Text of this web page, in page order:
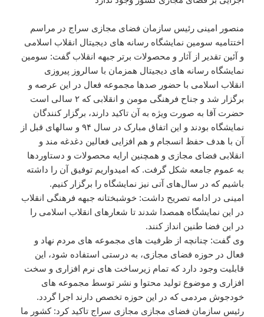
منصور امینی رئیس سازمان فضای مجازی سراج در مراسم
اختتامیه سومین نمایشگاه رسانه های دیجیتال انقلاب اسلامی
و آئین تقدیر از آثار و محصولات برتر جبهه انقلاب گفت: سومین
نمایشگاه رسانه های دیجیتال همزمان با سالروز پیروزی
انقلاب اسلامی با حضور صدها مجموعه فعال در این عرصه و
برگزار شد و جناح فرهنگی مومن و انقلابی که ۲ سالی است
حضرت آقا به صورت ویژه به آن تاکید دارند، برگزار کنندگان
نمایشگاه بودند و این اتفاق مبارک در سال ۹۴ و سالهای قبل از
آن با هدف حفظ انسجام و هم افزایی فعالین دغدغه مند و
انقلابی فضای مجازی و همچنین ارایه محصولات و دستاوردها
به عموم جامعه شکل گرفت. که امیدواریم توفیق آن را داشته
باشیم که در سال‌های آتی نیز نمایشگاه را برگزار کنیم.
امینی در ادامه تصریح داشت: خوشبختانه جبهه فرهنگی انقلاب
در این نمایشگاه همصدا شدند تا شعارهای انقلاب اسلامی را
در این فضا طنین انداز کنند.
وی گفت: چنانچه از ظرفیت های مجموعه های مردم نهاد و
فعال در حوزه فضای مجازی، به درستی استفاده شود، این
قابلیت وجود دارد که تمام زیرساخت های نرم افزاری و سخت
افزاری و موضوع تولید محتوا و نشر توسط مجموعه های
خودجوش مردمی که در این حوزه تخصص دارند اجرا گردد.
رئیس سازمان فضای مجازی مجازی سراج تاکید کرد: کشور ما